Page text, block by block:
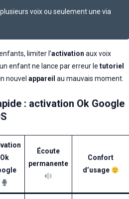
voix ou seulement une via
limiter l’activation aux voix
enfant ne lance par erreur le tutoriel
nouvel appareil au mauvais moment.
: activation Ok Google
Ok
Écoute
permanente
Confort
d’usage